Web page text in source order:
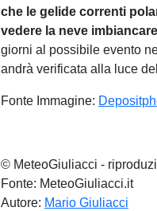
che le gelide correnti
vedere la neve
giorni al possibile evento
andrà verificata alla luce
Fonte Immagine:
© MeteoGiuliacci -
Fonte: MeteoGiuliacci.it
Autore: Mario Giuliacci